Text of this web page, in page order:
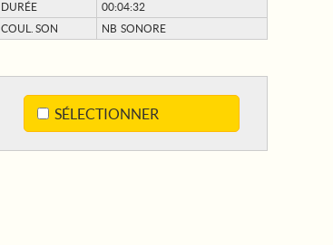
DURÉE
00:04:32
COUL. SON
NB SONORE
SÉLECTIONNER